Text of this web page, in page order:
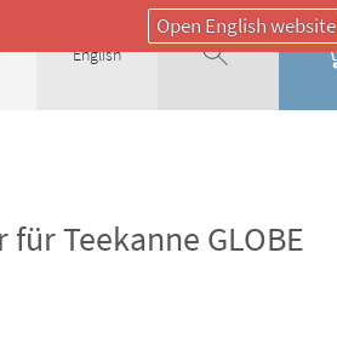
English
Open English website
Teekanne GLOBE